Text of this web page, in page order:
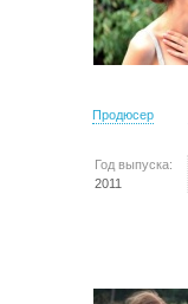
Продюсер
Год выпуска:
2011